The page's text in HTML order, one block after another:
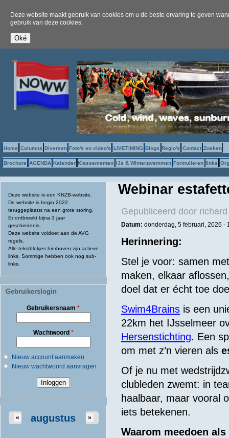
Deze website maakt gebruik van cookies om u de beste ervaring te geven
gebruik van deze cookies.
Home Columns Diversen Foto's en video's LIVETIMING Blogs Regio's Contact Zoeken
Brochure AGENDA Kalender Klassementen IJs & Winterzwemmen Formulieren links
Deze website is een KNZB-website.
De website is begin 2022
teruggeplaatst na een grote storing.
Er ontbreekt bijna 3 jaar
geschiedenis.
Deze website voldoet aan de AVG
regels.
Alle tekstblokjes hierboven zijn actieve
links. Sommige hebben ook nog sub-
links.
Gebruikerslogin
Gebruikersnaam*
Wachtwoord *
Nieuw account aanmaken
Nieuw wachtwoord aanvragen
augustus
« »
Webinar
Gepubliceerd door
Datum: donderdag, 5 februari, 2026 -
Herinnering:
Stel je voor: samen
maken, elkaar
doel dat er écht toe
Swim4Brainsis een
22km het IJsselmeer
Hersenstichting. Een
om met z’n vieren als
Of je nu met
clubleden zwemt: in
haalbaar, maar vooral
iets betekenen.
Waarom meedoen als